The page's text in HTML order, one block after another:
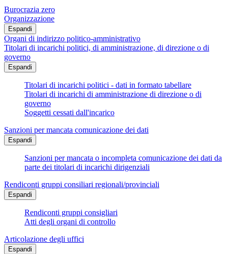
Burocrazia zero
Organizzazione
Espandi
Organi di indirizzo politico-amministrativo
Titolari di incarichi politici, di amministrazione, di direzione o di
governo
Espandi
Titolari di incarichi politici - dati in formato tabellare
Titolari di incarichi di amministrazione di direzione o di
governo
Soggetti cessati dall'incarico
Sanzioni per mancata comunicazione dei dati
Espandi
Sanzioni per mancata o incompleta comunicazione dei dati da
parte dei titolari di incarichi dirigenziali
Rendiconti gruppi consiliari regionali/provinciali
Espandi
Rendiconti gruppi consigliari
Atti degli organi di controllo
Articolazione degli uffici
Espandi